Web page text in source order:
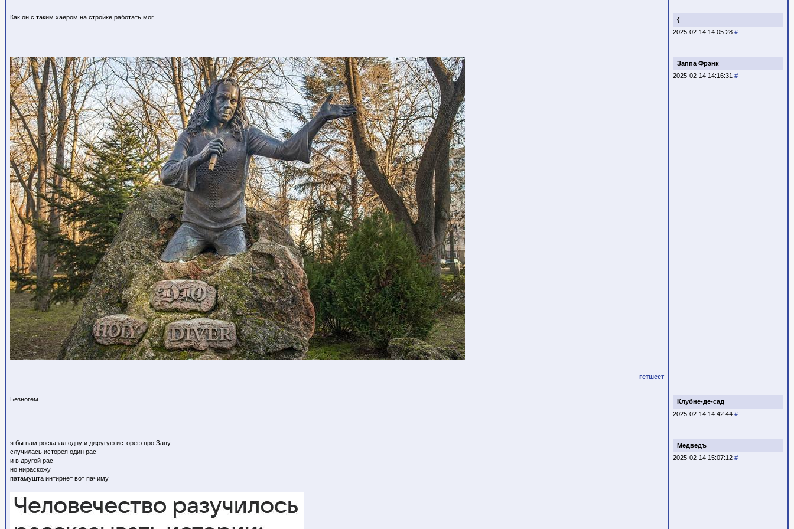
{
2025-02-14 14:05:28 #
Как он с таким хаером на стройке работать мог
Заппа Фрэнк
2025-02-14 14:16:31 #
гетшеет
Клубне-де-сад
2025-02-14 14:42:44 #
Безногем
Медведъ
2025-02-14 15:07:12 #
я бы вам росказал одну и джругую исторею про Запу
случилась исторея один рас
и в другой рас
но нираскожу
патамушта интирнет вот пачиму